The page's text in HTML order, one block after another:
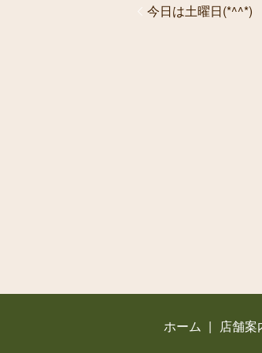
今日は土曜日(*^^*)
ホーム 店舗案